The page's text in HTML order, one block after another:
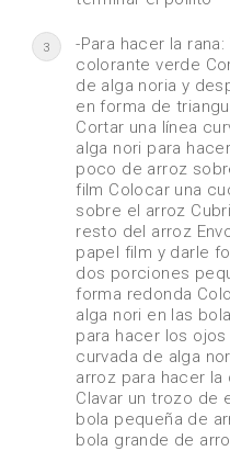
3
-Para hacer la
colorante verde
de alga noria y
en forma de
Cortar una línea
alga nori para
poco de arroz
film Colocar una
sobre el arroz
resto del arroz
papel film y darle
dos porciones
forma redonda
alga nori en las
para hacer los
curvada de alga
arroz para hacer la
Clavar un trozo de
bola pequeña de
bola grande de